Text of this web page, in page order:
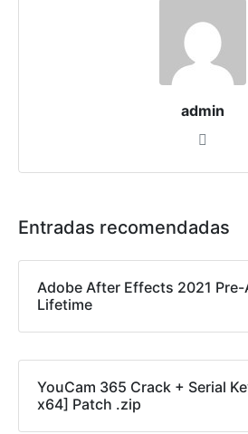
admin
Entradas recomendadas
Adobe After Effects 2021
Lifetime
YouCam 365 Crack + Serial
x64] Patch .zip